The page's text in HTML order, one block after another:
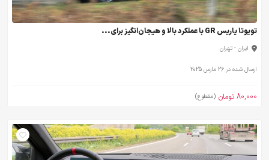
تویوتا یاریس GR با عملکرد بالا و هیجان‌انگیز برای...
ایران - تهران
ارسال شده در 26 مارس 2025
80,000 تومان (مقطوع)